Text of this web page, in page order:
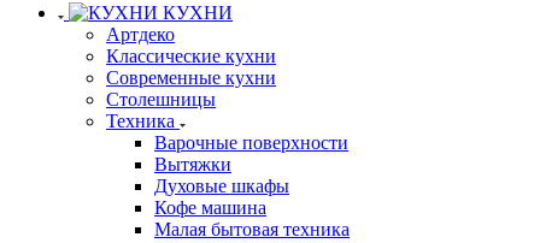
КУХНИ
Артдеко
Классические кухни
Современные кухни
Столешницы
Техника
Варочные поверхности
Вытяжки
Духовые шкафы
Кофе машина
Малая бытовая техника